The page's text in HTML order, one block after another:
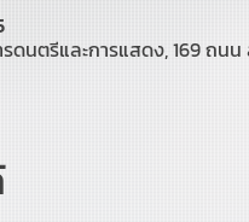
ดนตรีและการแสดง, 169 ถ